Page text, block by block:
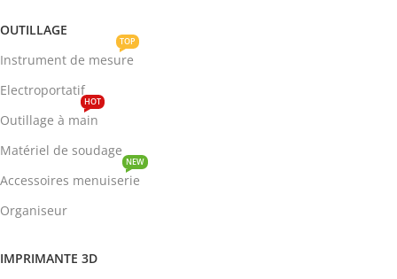
OUTILLAGE
Instrument de mesure
TOP
Electroportatif
Outillage à main
HOT
Matériel de soudage
Accessoires menuiserie
NEW
Organiseur
IMPRIMANTE 3D